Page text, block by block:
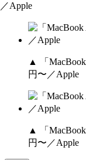
▲ 「
円〜／Apple
▲ 「
円〜／Apple